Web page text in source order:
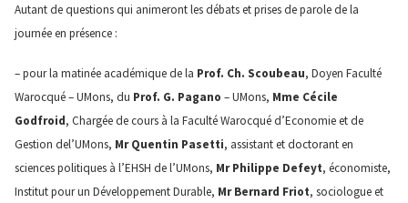
Autant de questions qui animeront les débats et prises de parole de la
journée en présence :
– pour la matinée académique de la Prof. Ch. Scoubeau, Doyen Faculté
Warocqué – UMons, du Prof. G. Pagano – UMons, Mme Cécile
Godfroid, Chargée de cours à la Faculté Warocqué d’Economie et de
Gestion del’UMons, Mr Quentin Pasetti, assistant et doctorant en
sciences politiques à l’EHSH de l’UMons, Mr Philippe Defeyt, économiste,
Institut pour un Développement Durable, Mr Bernard Friot, sociologue et